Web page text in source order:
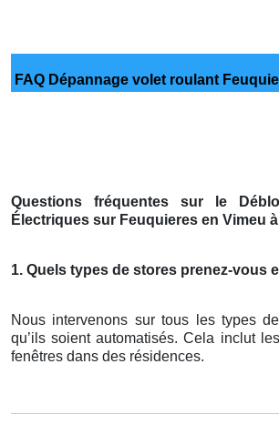
FAQ Dépannage volet roulant
Questions fréquentes sur le
Électriques sur Feuquieres en Vimeu
1. Quels types de stores prenez-vous
Nous intervenons sur tous les types
qu’ils soient automatisés. Cela inclut
fenêtres dans des résidences.